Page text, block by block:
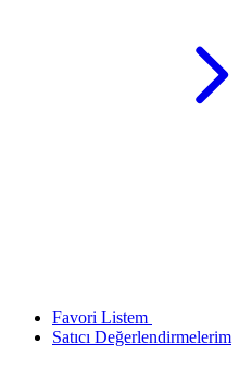
Favori Listem
Satıcı Değerlendirmelerim